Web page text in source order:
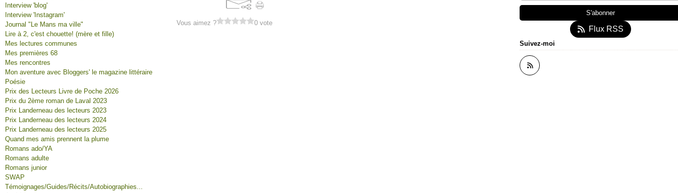
Interview 'blog'
Interview 'Instagram'
Journal "Le Mans ma ville"
Lire à 2, c'est chouette! (mère et fille)
Mes lectures communes
Mes premières 68
Mes rencontres
Mon aventure avec Bloggers' le magazine littéraire
Poésie
Prix des Lecteurs Livre de Poche 2026
Prix du 2ème roman de Laval 2023
Prix Landerneau des lecteurs 2023
Prix Landerneau des lecteurs 2024
Prix Landerneau des lecteurs 2025
Quand mes amis prennent la plume
Romans ado/YA
Romans adulte
Romans junior
SWAP
Témoignages/Guides/Récits/Autobiographies...
Vous aimez ? 0 vote
Flux RSS
Suivez-moi